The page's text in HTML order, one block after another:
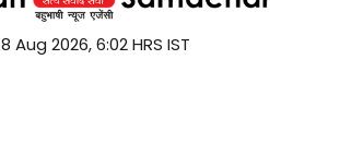
8 Aug 2026, 6:02 HRS IST